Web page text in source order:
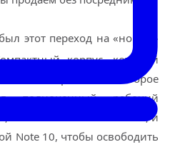
этот переход на «новые»
корпус, который
магия пера S Pen, которое
полноценный рабочий
технологии обновляются, и
Note 10, чтобы освободить